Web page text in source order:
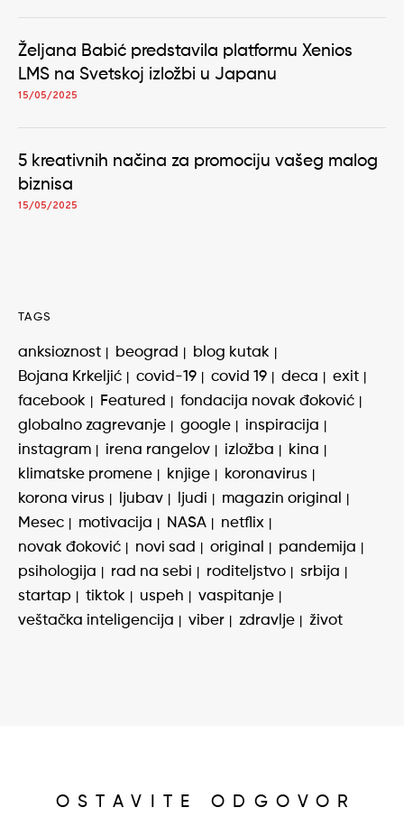
Željana Babić predstavila platformu Xenios
LMS na Svetskoj izložbi u Japanu
15/05/2025
5 kreativnih načina za promociju vašeg malog
biznisa
15/05/2025
TAGS
anksioznost beograd
blog kutak
Bojana Krkeljić
covid-19 covid 19 deca
exit
facebook
Featured
fondacija novak đoković
globalno zagrevanje
google
inspiracija
instagram
irena rangelov izložba
kina
klimatske promene
knjige
koronavirus
korona virus
ljubav ljudi
magazin original
Mesec
motivacija NASA
netflix
novak đoković
novi sad original
pandemija
psihologija
rad na sebi roditeljstvo
srbija
startap
tiktok uspeh
vaspitanje
veštačka inteligencija
viber zdravlje život
OSTAVITE ODGOVOR